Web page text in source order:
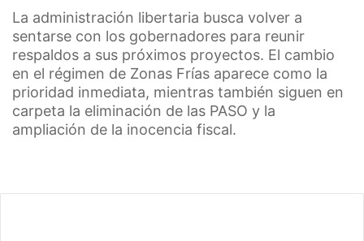
La administración libertaria busca volver a
sentarse con los gobernadores para reunir
respaldos a sus próximos proyectos. El cambio
en el régimen de Zonas Frías aparece como la
prioridad inmediata, mientras también siguen en
carpeta la eliminación de las PASO y la
ampliación de la inocencia fiscal.